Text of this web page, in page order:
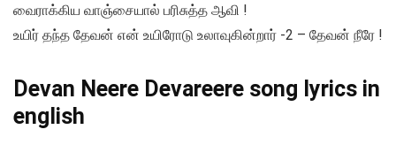
வைராக்கிய வாஞ்சையால் பரிசுத்த ஆவி !
உயிர் தந்த தேவன் என் உயிரோடு உலாவுகின்றார் -2 – தேவன் நீரே !
Devan Neere Devareere song lyrics in
english